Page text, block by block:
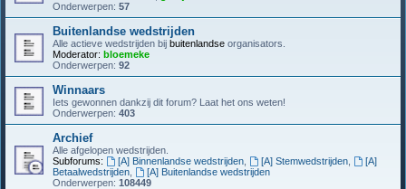
Onderwerpen: 57
Buitenlandse wedstrijden
Alle actieve wedstrijden bij buitenlandse organisators.
Moderator: bloemeke
Onderwerpen: 92
Winnaars
Iets gewonnen dankzij dit forum? Laat het ons weten!
Onderwerpen: 403
Archief
Alle afgelopen wedstrijden.
Subforums:
[A] Binnenlandse wedstrijden, [A] Stemwedstrijden,
[A]
Betaalwedstrijden
[A] Buitenlandse wedstrijden
Onderwerpen: 108449